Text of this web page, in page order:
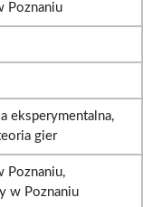
Poznaniu
eksperymentalna,
gier
Poznaniu,
w Poznaniu